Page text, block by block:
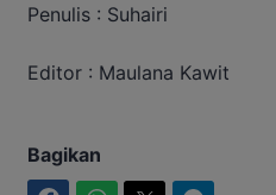
Penulis : Suhairi
Editor : Maulana Kawit
Bagikan